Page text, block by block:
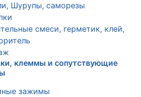
Шурупы, саморезы
смеси, герметик, клей,
клеммы и сопутствующие
зажимы